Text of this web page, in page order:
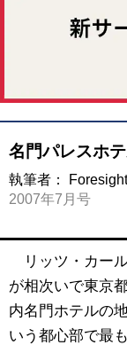
名門パレスホ
執筆者：
Foresight
2007年7月号
リッツ・カー
が相次いで東京
内名門ホテルの
いう都心部で最